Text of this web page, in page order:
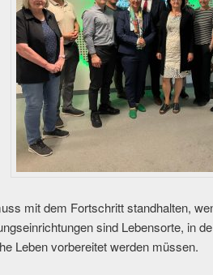
mit dem Fortschritt standhalten,
sind Lebensorte, in
Leben vorbereitet werden müssen.